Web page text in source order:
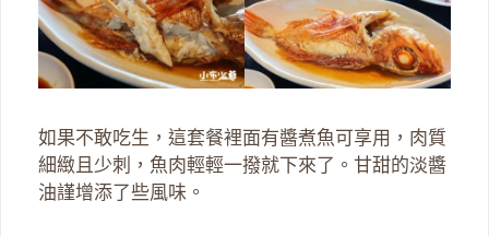
如果不敢吃生，這套餐裡面有醬煮魚可享用，肉質
細緻且少刺，魚肉輕輕一撥就下來了。甘甜的淡醬
油謹增添了些風味。